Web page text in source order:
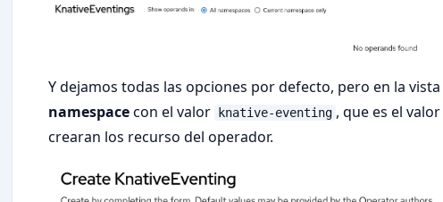
Y dejamos todas las opciones por defecto, pero en la
namespacecon el valor knative-eventing , que es el
crearan los recurso del operador.